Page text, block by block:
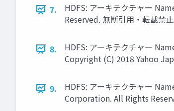
7.
HDFS: アーキテクチャー
Reserved. 無断引用・転載禁止
8.
HDFS: アーキテクチャー
Copyright (C) 2018 Yahoo
9.
HDFS: アーキテクチャー
Corporation. All Rights